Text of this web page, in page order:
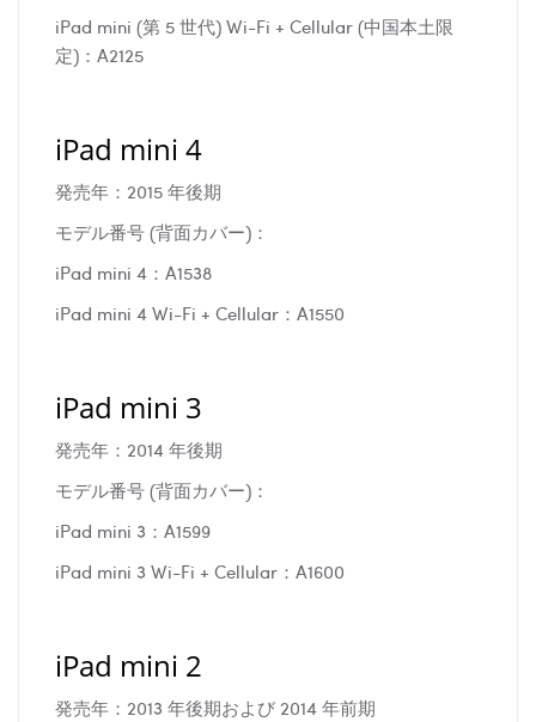
iPad mini (第 5 世代) Wi-Fi + Cellular (中国本土限
定)：A2125
iPad mini 4
発売年：2015 年後期
モデル番号 (背面カバー)：
iPad mini 4：A1538
iPad mini 4 Wi-Fi + Cellular：A1550
iPad mini 3
発売年：2014 年後期
モデル番号 (背面カバー)：
iPad mini 3：A1599
iPad mini 3 Wi-Fi + Cellular：A1600
iPad mini 2
発売年：2013 年後期および 2014 年前期